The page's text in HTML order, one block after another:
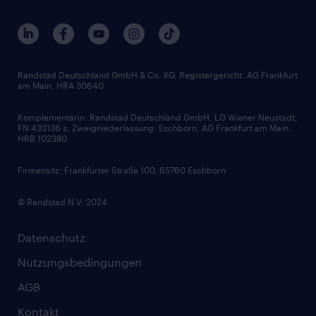
Branchen
Interne Karriere
FAQ - Bewerber / Kunden
Zertifikate und Auszeichnungen
Berufsprofile
Gehaltsthemen
Bewerbungsratgeber
Soft Skills
Skills
Datenschutz
Nutzungsbedingungen
AGB
Kontakt
Randstad Deutschland GmbH & Co. KG, Registergericht: AG Frankfurt
am Main, HRA 30640
Komplementärin: Randstad Deutschland GmbH, LG Wiener Neustadt,
FN 433136 s, Zweigniederlassung: Eschborn, AG Frankfurt am Main,
HRB 102380
Firmensitz: Frankfurter Straße 100, 65760 Eschborn
© Randstad N.V. 2024